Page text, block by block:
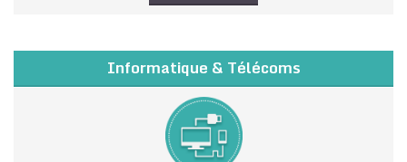
Informatique & Télécoms